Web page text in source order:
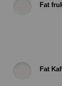
Fat
Fat